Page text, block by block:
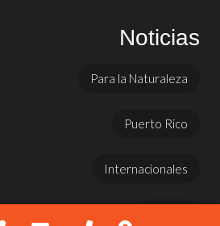
Noticias
Para la Naturaleza
Puerto Rico
Internacionales